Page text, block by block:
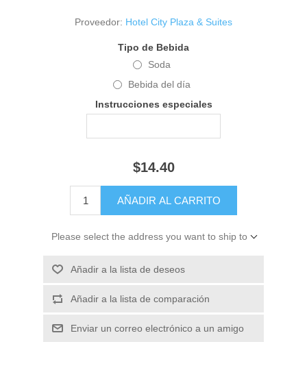
Proveedor: Hotel City Plaza & Suites
Tipo de Bebida
Soda
Bebida del día
Instrucciones especiales
$14.40
Please select the address you want to ship to